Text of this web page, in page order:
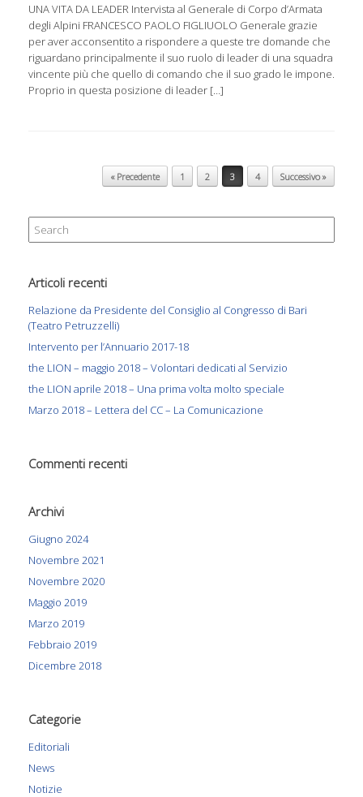
UNA VITA DA LEADER Intervista al Generale di Corpo d’Armata
degli Alpini FRANCESCO PAOLO FIGLIUOLO Generale grazie
per aver acconsentito a rispondere a queste tre domande che
riguardano principalmente il suo ruolo di leader di una squadra
vincente più che quello di comando che il suo grado le impone.
Proprio in questa posizione di leader […]
« Precedente 1 2 3 4 Successivo »
Search
for:
Articoli recenti
Relazione da Presidente del Consiglio al Congresso di Bari
(Teatro Petruzzelli)
Intervento per l’Annuario 2017-18
the LION – maggio 2018 – Volontari dedicati al Servizio
the LION aprile 2018 – Una prima volta molto speciale
Marzo 2018 – Lettera del CC – La Comunicazione
Commenti recenti
Archivi
Giugno 2024
Novembre 2021
Novembre 2020
Maggio 2019
Marzo 2019
Febbraio 2019
Dicembre 2018
Categorie
Editoriali
News
Notizie